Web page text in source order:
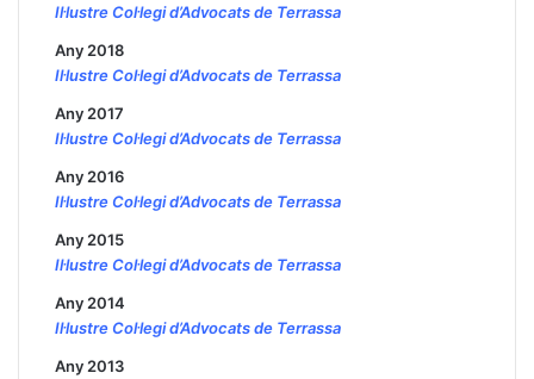
Il·lustre Col·legi d’Advocats de Terrassa
Any 2018
Il·lustre Col·legi d’Advocats de Terrassa
Any 2017
Il·lustre Col·legi d’Advocats de Terrassa
Any 2016
Il·lustre Col·legi d’Advocats de Terrassa
Any 2015
Il·lustre Col·legi d’Advocats de Terrassa
Any 2014
Il·lustre Col·legi d’Advocats de Terrassa
Any 2013